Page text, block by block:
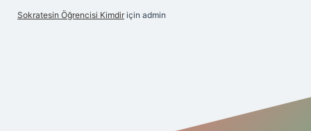
Sokratesin Öğrencisi Kimdir için admin